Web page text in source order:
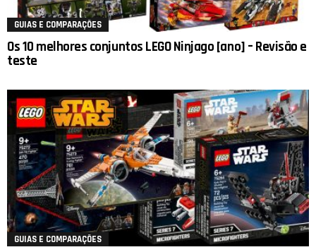
GUIAS E COMPARAÇÕES
Os 10 melhores conjuntos LEGO Ninjago [ano] – Revisão e
teste
GUIAS E COMPARAÇÕES